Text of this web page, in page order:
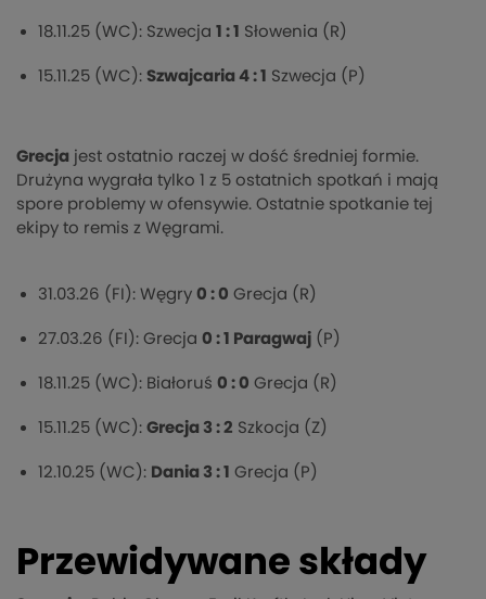
18.11.25 (WC): Szwecja 1 : 1 Słowenia (R)
15.11.25 (WC): Szwajcaria 4 : 1 Szwecja (P)
Grecja jest ostatnio raczej w dość średniej formie.
Drużyna wygrała tylko 1 z 5 ostatnich spotkań i mają
spore problemy w ofensywie. Ostatnie spotkanie tej
ekipy to remis z Węgrami.
31.03.26 (FI): Węgry 0 : 0 Grecja (R)
27.03.26 (FI): Grecja 0 : 1 Paragwaj (P)
18.11.25 (WC): Białoruś 0 : 0 Grecja (R)
15.11.25 (WC): Grecja 3 : 2 Szkocja (Z)
12.10.25 (WC): Dania 3 : 1 Grecja (P)
Przewidywane składy